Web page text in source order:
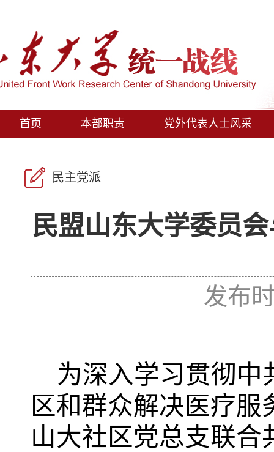
首页 本部职责 党外代表人士风采
民主党派
民盟山东大学委员
发布
为深入学习贯彻中
区和群众解决医疗
山大社区党总支联合